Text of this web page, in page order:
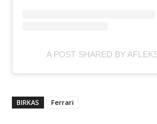
A POST SHARED BY
BIRKAS Ferrari